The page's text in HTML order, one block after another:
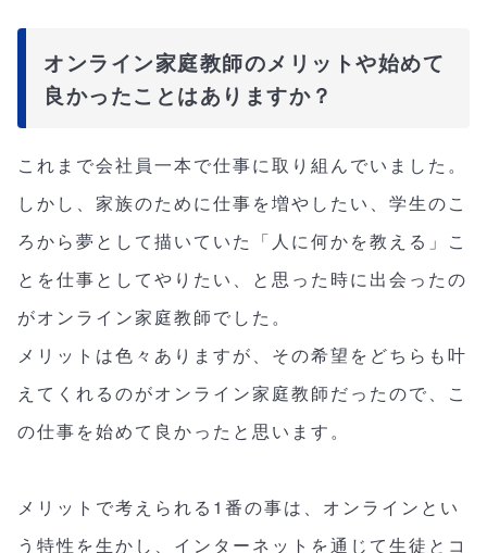
オンライン家庭教師のメリットや始めて
良かったことはありますか？
これまで会社員一本で仕事に取り組んでいました。
しかし、家族のために仕事を増やしたい、学生のこ
ろから夢として描いていた「人に何かを教える」こ
とを仕事としてやりたい、と思った時に出会ったの
がオンライン家庭教師でした。
メリットは色々ありますが、その希望をどちらも叶
えてくれるのがオンライン家庭教師だったので、こ
の仕事を始めて良かったと思います。
メリットで考えられる1番の事は、オンラインとい
う特性を生かし、インターネットを通じて生徒とコ